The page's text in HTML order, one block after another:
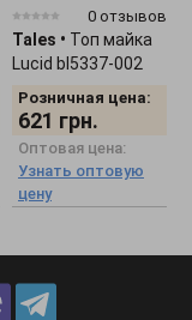
0 отзывов
Tales • Топ майка
Lucid bl5337-002
Розничная цена:
621 грн.
Оптовая цена:
Узнать оптовую
цену